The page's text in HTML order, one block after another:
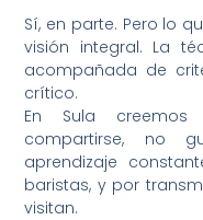
Sí, en parte. Pero lo
visión integral. La
acompañada de
crítico.
En Sula
compartirse, no
aprendizaje
baristas, y por
visitan.